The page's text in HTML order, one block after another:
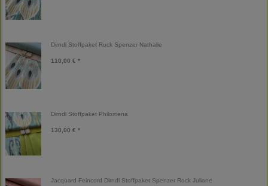
Dirndl Stoffpaket Rock Spenzer Nathalie
110,00 € *
Dirndl Stoffpaket Philomena
130,00 € *
Jacquard Feincord Dirndl Stoffpaket Spenzer Rock Juliane